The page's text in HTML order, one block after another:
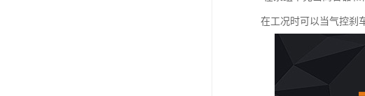
在工况时可以当气控刹